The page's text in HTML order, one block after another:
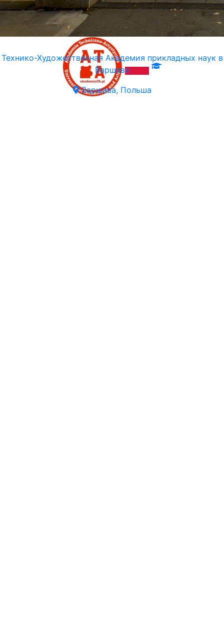
Технико-Художественная Академия прикладных наук в
Варшаве
Варшава, Польша